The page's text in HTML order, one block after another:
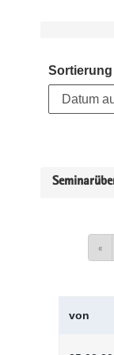
Sortierung
«
von